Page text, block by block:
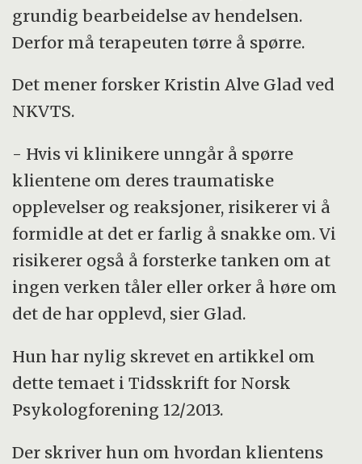
grundig bearbeidelse av hendelsen.
Derfor må terapeuten tørre å spørre.
Det mener forsker Kristin Alve Glad ved
NKVTS.
- Hvis vi klinikere unngår å spørre
klientene om deres traumatiske
opplevelser og reaksjoner, risikerer vi å
formidle at det er farlig å snakke om. Vi
risikerer også å forsterke tanken om at
ingen verken tåler eller orker å høre om
det de har opplevd, sier Glad.
Hun har nylig skrevet en artikkel om
dette temaet i Tidsskrift for Norsk
Psykologforening 12/2013.
Der skriver hun om hvordan klientens